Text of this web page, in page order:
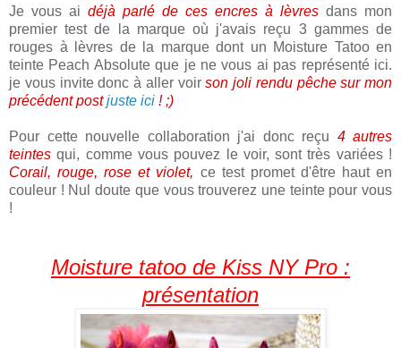
Je vous ai déjà parlé de ces encres à lèvres dans mon
premier test de la marque où j'avais reçu 3 gammes de
rouges à lèvres de la marque dont un Moisture Tatoo en
teinte Peach Absolute que je ne vous ai pas représenté ici.
je vous invite donc à aller voirson joli rendu pêche sur mon
précédent postjuste ici ! ;)
Pour cette nouvelle collaboration j'ai donc reçu 4 autres
teintesqui, comme vous pouvez le voir, sont très variées !
Corail, rouge, rose et violet, ce test promet d'être haut en
couleur ! Nul doute que vous trouverez une teinte pour vous
!
Moisture tatoo de Kiss NY Pro :
présentation